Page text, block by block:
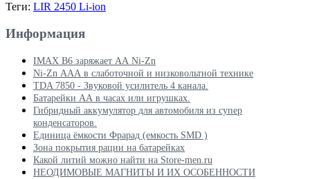
Теги: LIR 2450 Li-ion
Информация
IMAX B6 заряжает АА Ni-Zn
Ni-Zn ААА в слаботочной и низковольтной технике
TDA 7850 - Звуковой усилитель 4 канала.
Батарейки АА в часах или игрушках.
Гибридный аккумулятор для автомобиля из супер
конденсаторов.
Единица ёмкости Фрарад (емкость SMD )
Зона покрытия рации на батарейках
Какой литий можно найти на Store-men.ru
НЕОДИМОВЫЕ МАГНИТЫ И ИХ ОСОБЕННОСТИ